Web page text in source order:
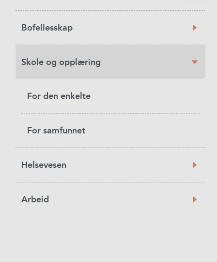
Bofellesskap
Skole og opplæring
For den enkelte
For samfunnet
Helsevesen
Arbeid